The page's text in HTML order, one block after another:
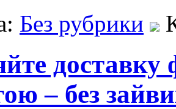
Без рубрики
– без